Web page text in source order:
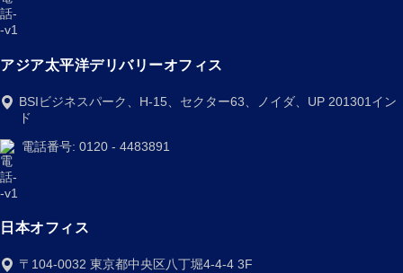
アジア太平洋デリバリーオフィス
BSIビジネスパーク、H-15、セクター63、ノイダ、UP 201301イン
ド
電話番号: 0120 - 4483891
日本オフィス
〒104-0032 東京都中央区八丁堀4-4-4 3F